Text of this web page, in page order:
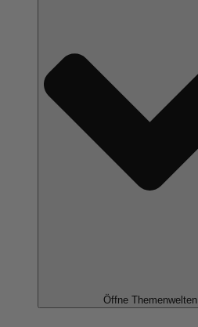
Öffne Themenwelten